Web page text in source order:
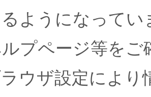
ようになって
プページ等を
ウザ設定により